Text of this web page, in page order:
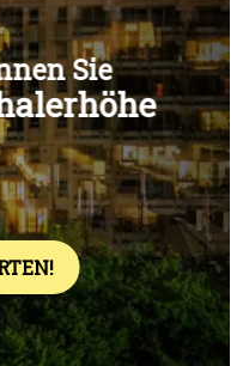
Überspringen